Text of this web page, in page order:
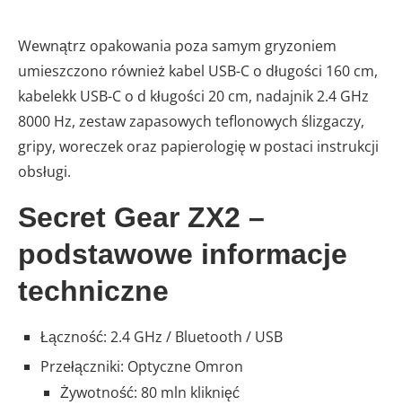
Wewnątrz opakowania poza samym gryzoniem
umieszczono również kabel USB-C o długości 160 cm,
kabelekk USB-C o d kługości 20 cm, nadajnik 2.4 GHz
8000 Hz, zestaw zapasowych teflonowych ślizgaczy,
gripy, woreczek oraz papierologię w postaci instrukcji
obsługi.
Secret Gear ZX2 –
podstawowe informacje
techniczne
Łączność: 2.4 GHz / Bluetooth / USB
Przełączniki: Optyczne Omron
Żywotność: 80 mln kliknięć